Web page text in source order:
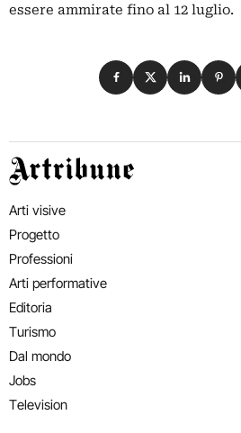
essere ammirate fino al 12 luglio.
Condividi su
Condividi su X
Condividi
Artribune
Arti visive
Progetto
Professioni
Arti performative
Editoria
Turismo
Dal mondo
Jobs
Television